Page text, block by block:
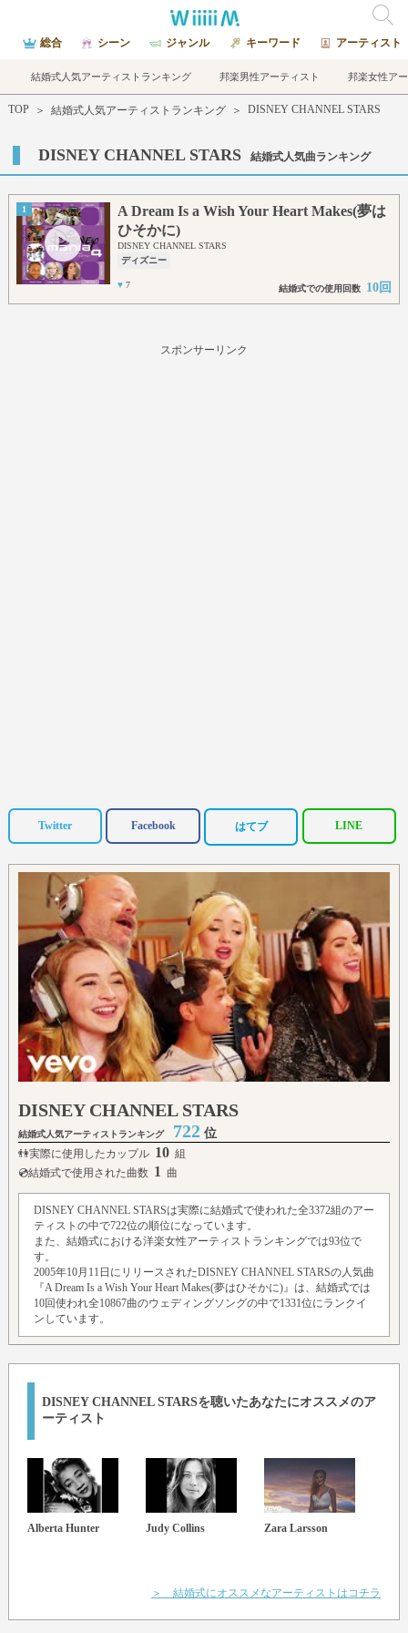
総合 シーン ジャンル キーワード アーティスト
結婚式人気アーティストランキング 邦楽男性アーティスト 邦楽女性ア
TOP ＞ 結婚式人気アーティストランキング ＞ DISNEY CHANNEL STARS
DISNEY CHANNEL STARS 結婚式人気曲ランキング
1
A Dream Is a Wish Your Heart Makes(夢は
ひそかに)
DISNEY CHANNEL STARS
ディズニー
♥ 7 結婚式での使用回数 10回
スポンサーリンク
Twitter Facebook はてブ LINE
DISNEY CHANNEL STARS
結婚式人気アーティストランキング 722 位
👫実際に使用したカップル 10 組
💿結婚式で使用された曲数 1 曲
DISNEY CHANNEL STARSは実際に結婚式で使われた全3372組のアー
ティストの中で722位の順位になっています。
また、結婚式における洋楽女性アーティストランキングでは93位で
す。
2005年10月11日にリリースされたDISNEY CHANNEL STARSの人気曲
『A Dream Is a Wish Your Heart Makes(夢はひそかに)』は、結婚式では
10回使われ全10867曲のウェディングソングの中で1331位にランクイ
ンしています。
DISNEY CHANNEL STARSを聴いたあなたにオススメのア
ーティスト
Alberta Hunter Judy Collins Zara Larsson
＞ 結婚式にオススメなアーティストはコチラ